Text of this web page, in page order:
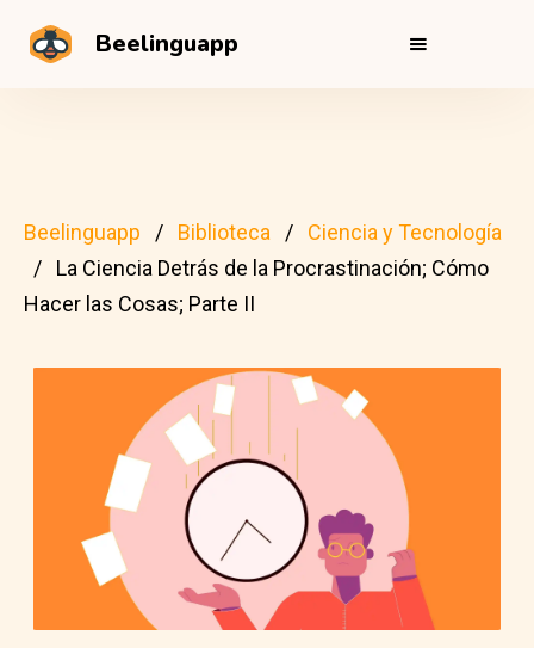
Beelinguapp
Beelinguapp Biblioteca
Ciencia y Tecnología
La Ciencia Detrás de la Procrastinación; Cómo
Hacer las Cosas; Parte II